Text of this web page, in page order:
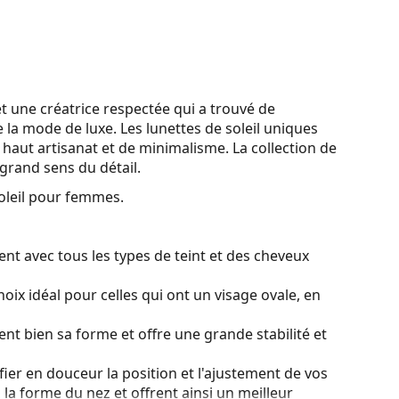
une créatrice respectée qui a trouvé de
mode de luxe. Les lunettes de soleil uniques
artisanat et de minimalisme. La collection de
sens du détail.
pour femmes.
avec tous les types de teint et des cheveux
idéal pour celles qui ont un visage ovale, en
bien sa forme et offre une grande stabilité et
en douceur la position et l'ajustement de vos
forme du nez et offrent ainsi un meilleur